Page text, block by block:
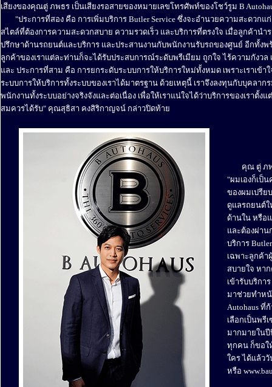
เสียงของคุณตู่ ภพธร เป็นเสียงรอสายของหมายเลขโทรศัพท์ของโชว์รูม B
"ประการที่สอง คือ การเพิ่มบริการ Butler Service ซึ่งจะอำนวยความสะดว
สไตล์ที่ต้องการความสะดวกสบาย ความรวดเร็ว และบริการที่ตรงใจ เมื่อลูกค้าน
ปรึกษาด้านรถยนต์และบริการ และประสานงานกับพนักงานรับรถของศูนย์ อีกทั้ง
ลูกค้าของเราแต่ละท่านก็จะได้รับประสบการณ์ระดับพรีเมียม ถูกใจ ไร้ความกังว
และ ประการที่สาม คือ การยกระดับระบบการให้บริการใหม่ทั้งหมด เพราะเราเ
ระบบการให้บริการทั้งระบบของเราได้มาตรฐาน ด้วยเหตุนี้ เราจึงลงทุนกับบุคลา
พนักงานทั้งระบบอย่างจริงจังและต่อเนื่อง เพื่อให้เราแน่ใจได้ว่าบริการของเรา
สมควรได้รับ" คุณสุธิสา คงสิริกาญจน์ กล่าวปิดท้าย
คุณ ตู่ ภพ
"ผมเองก็เป็
ของผมเปรีย
ดูแลรถยนต์
ด้านใน หรือแ
และต้องผ่าน
บริการ
เฉพาะลูกค้
สบายใจ หา
เข้ารับบริกา
มาช่วยทำห
Autohaus ที่
เลือกเป็นพรี
มากมายใน
ทุกคน ก็ขอใ
ใคร ได้แล้ววั
หรือ